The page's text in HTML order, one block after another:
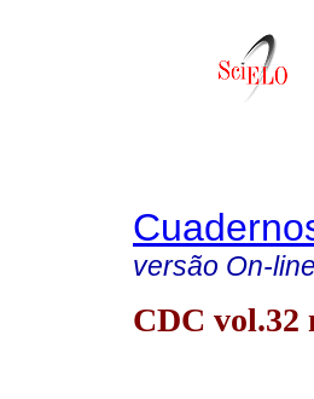
versão On-line
CDC vol.32